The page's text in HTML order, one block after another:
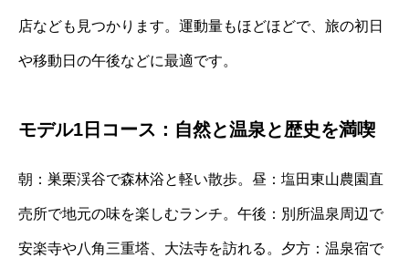
店なども見つかります。運動量もほどほどで、旅の初日
や移動日の午後などに最適です。
モデル1日コース：自然と温泉と歴史を満喫
朝：巣栗渓谷で森林浴と軽い散歩。昼：塩田東山農園直
売所で地元の味を楽しむランチ。午後：別所温泉周辺で
安楽寺や八角三重塔、大法寺を訪れる。夕方：温泉宿で